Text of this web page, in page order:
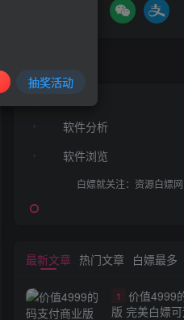
软件分析
软件浏览
白嫖就关注：资源白嫖网
最新文章 热门文章 白嫖最多
1
价值4999
版 完美白嫖
抽奖活动